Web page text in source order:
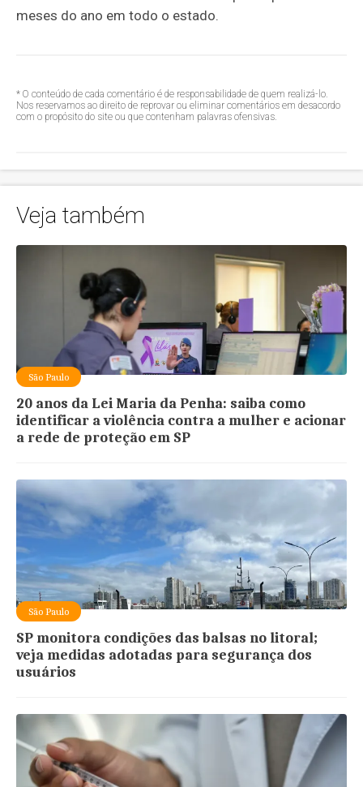
meses do ano em todo o estado.
* O conteúdo de cada comentário é de responsabilidade de quem realizá-lo.
Nos reservamos ao direito de reprovar ou eliminar comentários em desacordo
com o propósito do site ou que contenham palavras ofensivas.
Veja também
São Paulo
20 anos da Lei Maria da Penha: saiba como
identificar a violência contra a mulher e acionar
a rede de proteção em SP
São Paulo
SP monitora condições das balsas no litoral;
veja medidas adotadas para segurança dos
usuários